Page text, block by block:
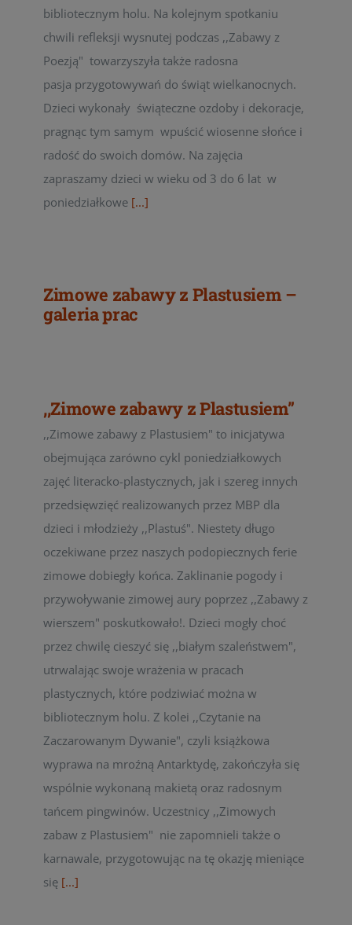
bibliotecznym holu. Na kolejnym spotkaniu
chwili refleksji wysnutej podczas ,,Zabawy z
Poezją" towarzyszyła także radosna
pasja przygotowywań do świąt wielkanocnych.
Dzieci wykonały świąteczne ozdoby i dekoracje,
pragnąc tym samym wpuścić wiosenne słońce i
radość do swoich domów. Na zajęcia
zapraszamy dzieci w wieku od 3 do 6 lat w
poniedziałkowe [...]
Zimowe zabawy z Plastusiem –
galeria prac
,,Zimowe zabawy z Plastusiem”
,,Zimowe zabawy z Plastusiem" to inicjatywa
obejmująca zarówno cykl poniedziałkowych
zajęć literacko-plastycznych, jak i szereg innych
przedsięwzięć realizowanych przez MBP dla
dzieci i młodzieży ,,Plastuś". Niestety długo
oczekiwane przez naszych podopiecznych ferie
zimowe dobiegły końca. Zaklinanie pogody i
przywoływanie zimowej aury poprzez ,,Zabawy z
wierszem" poskutkowało!. Dzieci mogły choć
przez chwilę cieszyć się ,,białym szaleństwem",
utrwalając swoje wrażenia w pracach
plastycznych, które podziwiać można w
bibliotecznym holu. Z kolei ,,Czytanie na
Zaczarowanym Dywanie", czyli książkowa
wyprawa na mroźną Antarktydę, zakończyła się
wspólnie wykonaną makietą oraz radosnym
tańcem pingwinów. Uczestnicy ,,Zimowych
zabaw z Plastusiem" nie zapomnieli także o
karnawale, przygotowując na tę okazję mieniące
się [...]